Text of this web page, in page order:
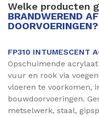
Welke producten
BRANDWEREND
DOORVOERINGEN?
FP310 INTUMESCENT
Opschuimende
vuur en rook via
vloeren te voorkomen,
bouwdoorvoeringen.
metselwerk, staal,